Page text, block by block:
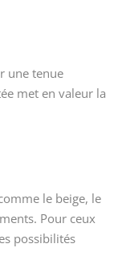
une tenue
met en valeur la
le beige, le
Pour ceux
possibilités